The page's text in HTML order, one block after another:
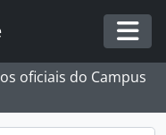
oficiais do Campus